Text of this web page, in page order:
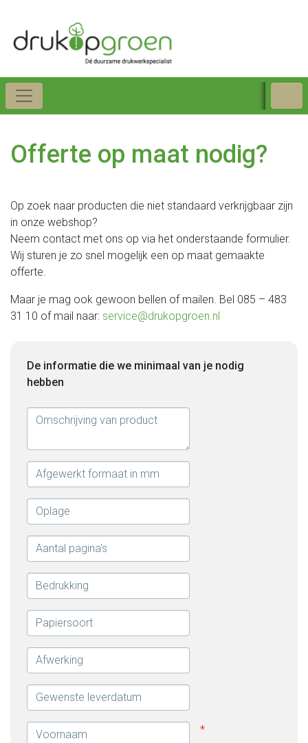
Offerte op maat nodig?
Op zoek naar producten die niet standaard verkrijgbaar zijn
in onze webshop?
Neem contact met ons op via het onderstaande formulier.
Wij sturen je zo snel mogelijk een op maat gemaakte
offerte.
Maar je mag ook gewoon bellen of mailen. Bel 085 – 483
31 10 of mail naar: service@drukopgroen.nl
De informatie die we minimaal van je nodig
hebben